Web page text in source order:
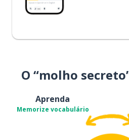
O “molho
Aprenda
Memorize vocabulário